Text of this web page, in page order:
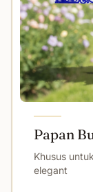
Papan
Khusus
elegant